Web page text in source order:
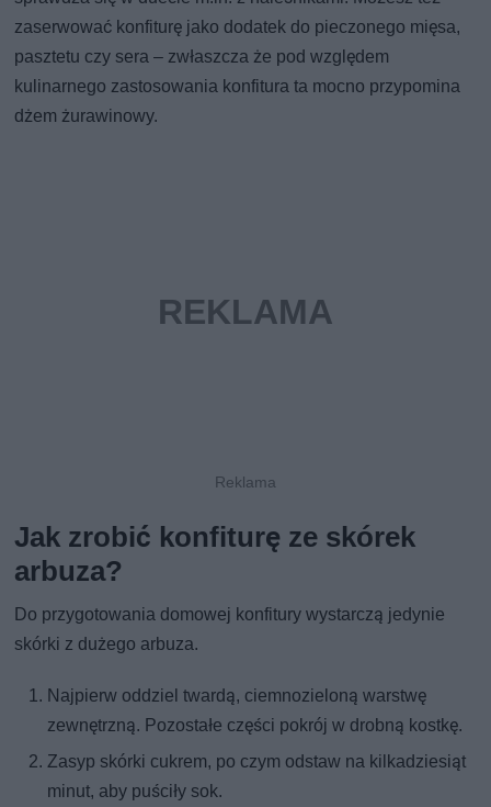
zaserwować konfiturę jako dodatek do pieczonego mięsa,
pasztetu czy sera – zwłaszcza że pod względem
kulinarnego zastosowania konfitura ta mocno przypomina
dżem żurawinowy.
Jak zrobić konfiturę ze skórek
arbuza?
Do przygotowania domowej konfitury wystarczą jedynie
skórki z dużego arbuza.
Najpierw oddziel twardą, ciemnozieloną warstwę
zewnętrzną. Pozostałe części pokrój w drobną kostkę.
Zasyp skórki cukrem, po czym odstaw na kilkadziesiąt
minut, aby puściły sok.